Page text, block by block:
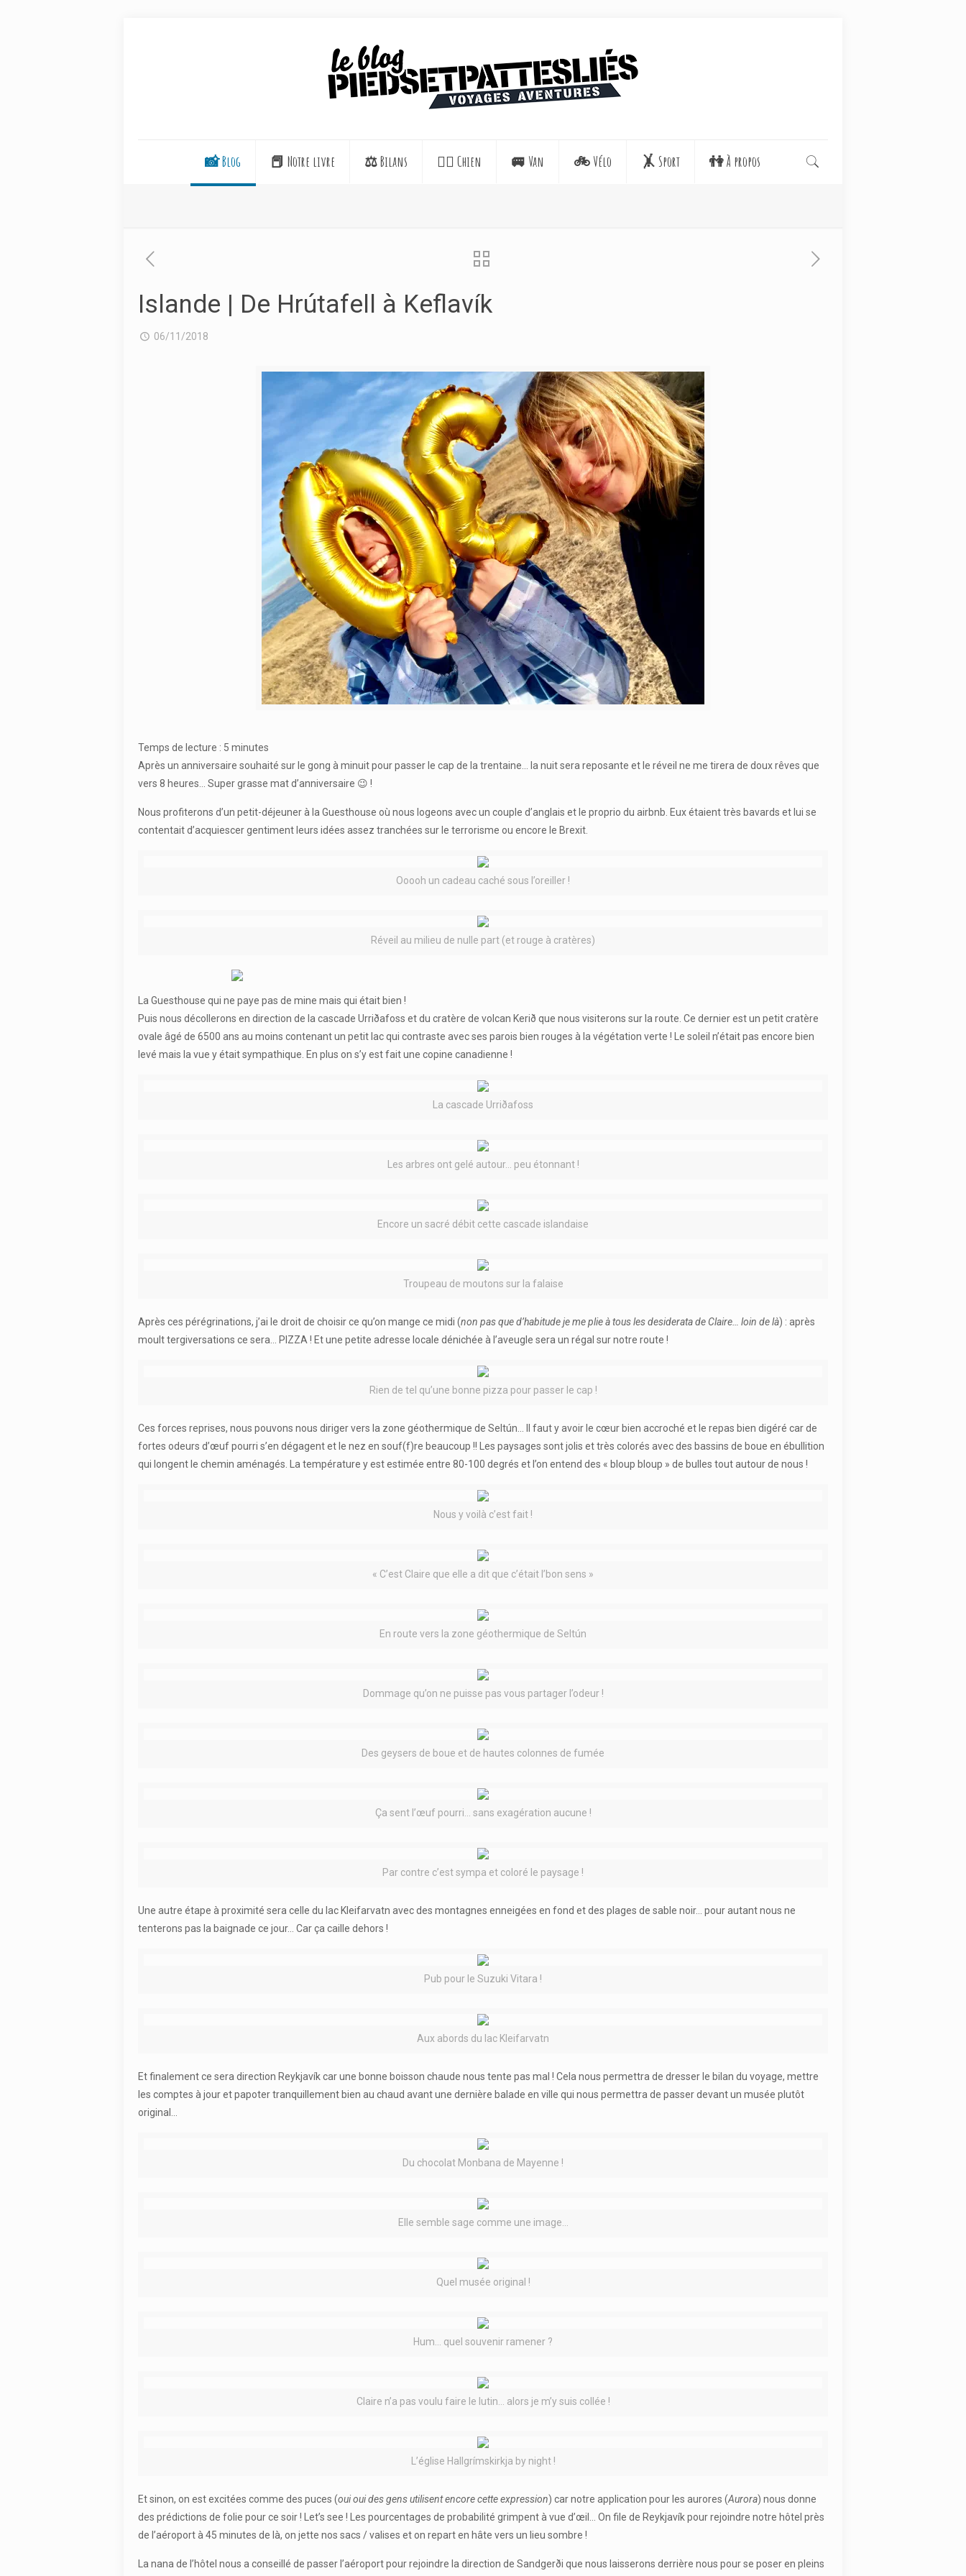
📸 Blog 📕 Notre livre ⚖️ Bilans 🐕‍🦺 Chien 🚐 Van 🚲 Vélo 🤸 Sport 👫 À propos
Islande | De Hrútafell à Keflavík
06/11/2018
Temps de lecture : 5 minutes
Après un anniversaire souhaité sur le gong à minuit pour passer le cap de la trentaine… la nuit sera reposante et le réveil ne me tirera de doux rêves que
vers 8 heures… Super grasse mat d’anniversaire 😉 !
Nous profiterons d’un petit-déjeuner à la Guesthouse où nous logeons avec un couple d’anglais et le proprio du airbnb. Eux étaient très bavards et lui se
contentait d’acquiescer gentiment leurs idées assez tranchées sur le terrorisme ou encore le Brexit.
Ooooh un cadeau caché sous l’oreiller !
Réveil au milieu de nulle part (et rouge à cratères)
La Guesthouse qui ne paye pas de mine mais qui était bien !
Puis nous décollerons en direction de la cascade Urriðafoss et du cratère de volcan Kerið que nous visiterons sur la route. Ce dernier est un petit cratère
ovale âgé de 6500 ans au moins contenant un petit lac qui contraste avec ses parois bien rouges à la végétation verte ! Le soleil n’était pas encore bien
levé mais la vue y était sympathique. En plus on s’y est fait une copine canadienne !
La cascade Urriðafoss
Les arbres ont gelé autour… peu étonnant !
Encore un sacré débit cette cascade islandaise
Troupeau de moutons sur la falaise
Après ces pérégrinations, j’ai le droit de choisir ce qu’on mange ce midi (non pas que d’habitude je me plie à tous les desiderata de Claire… loin de là) : après
moult tergiversations ce sera… PIZZA ! Et une petite adresse locale dénichée à l’aveugle sera un régal sur notre route !
Rien de tel qu’une bonne pizza pour passer le cap !
Ces forces reprises, nous pouvons nous diriger vers la zone géothermique de Seltún… Il faut y avoir le cœur bien accroché et le repas bien digéré car de
fortes odeurs d’œuf pourri s’en dégagent et le nez en souf(f)re beaucoup !! Les paysages sont jolis et très colorés avec des bassins de boue en ébullition
qui longent le chemin aménagés. La température y est estimée entre 80-100 degrés et l’on entend des « bloup bloup » de bulles tout autour de nous !
Nous y voilà c’est fait !
« C’est Claire que elle a dit que c’était l’bon sens »
En route vers la zone géothermique de Seltún
Dommage qu’on ne puisse pas vous partager l’odeur !
Des geysers de boue et de hautes colonnes de fumée
Ça sent l’œuf pourri… sans exagération aucune !
Par contre c’est sympa et coloré le paysage !
Une autre étape à proximité sera celle du lac Kleifarvatn avec des montagnes enneigées en fond et des plages de sable noir… pour autant nous ne
tenterons pas la baignade ce jour… Car ça caille dehors !
Pub pour le Suzuki Vitara !
Aux abords du lac Kleifarvatn
Et finalement ce sera direction Reykjavík car une bonne boisson chaude nous tente pas mal ! Cela nous permettra de dresser le bilan du voyage, mettre
les comptes à jour et papoter tranquillement bien au chaud avant une dernière balade en ville qui nous permettra de passer devant un musée plutôt
original…
Du chocolat Monbana de Mayenne !
Elle semble sage comme une image…
Quel musée original !
Hum… quel souvenir ramener ?
Claire n’a pas voulu faire le lutin… alors je m’y suis collée !
L’église Hallgrímskirkja by night !
Et sinon, on est excitées comme des puces (oui oui des gens utilisent encore cette expression) car notre application pour les aurores (Aurora) nous donne
des prédictions de folie pour ce soir ! Let’s see ! Les pourcentages de probabilité grimpent à vue d’œil… On file de Reykjavík pour rejoindre notre hôtel près
de l’aéroport à 45 minutes de là, on jette nos sacs / valises et on repart en hâte vers un lieu sombre !
La nana de l’hôtel nous a conseillé de passer l’aéroport pour rejoindre la direction de Sandgerði que nous laisserons derrière nous pour se poser en pleins